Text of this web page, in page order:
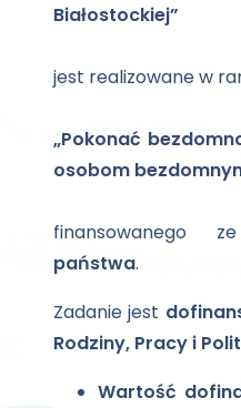
Białostockiej”
jest realizowane w
„Pokonać
osobom
finansowanego
państwa.
Zadanie jest
Rodziny, Pracy i
Wartość